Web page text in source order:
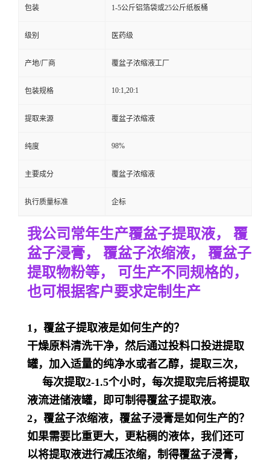
包装 1-5公斤铝箔袋或25公斤纸板桶
级别 医药级
产地/厂商 覆盆子浓缩液工厂
包装规格 10:1,20:1
提取来源 覆盆子浓缩液
纯度 98%
主要成分 覆盆子浓缩液
执行质量标准 企标
我公司常年生产覆盆子提取液， 覆
盆子浸膏， 覆盆子浓缩液， 覆盆子
提取物粉等， 可生产不同规格的，
也可根据客户要求定制生产
1，覆盆子提取液是如何生产的？
干燥原料清洗干净，然后通过投料口投进提取
罐，加入适量的纯净水或者乙醇，提取三次，
每次提取2-1.5个小时，每次提取完后将提取
液流进储液罐，即可制得覆盆子提取液。
2， 覆盆子浓缩液，覆盆子浸膏是如何生产的？
如果需要比重更大，更粘稠的液体，我们还可
以将提取液进行减压浓缩，制得覆盆子浸膏，